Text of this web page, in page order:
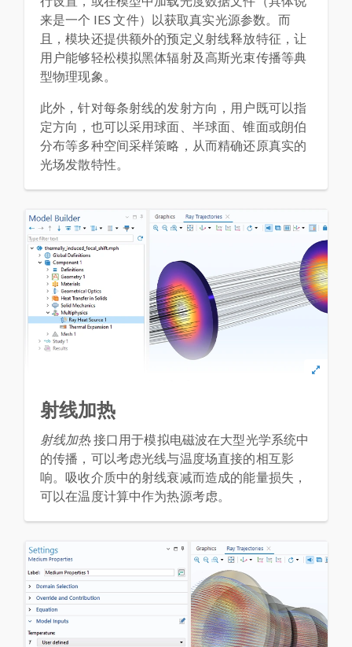
来是一个 IES 文件）以获取真实光源参数。而
且，模块还提供额外的预定义射线释放特征，让
用户能够轻松模拟黑体辐射及高斯光束传播等典
型物理现象。
此外，针对每条射线的发射方向，用户既可以指
定方向，也可以采用球面、半球面、锥面或朗伯
分布等多种空间采样策略，从而精确还原真实的
光场发散特性。
射线加热
射线加热接口用于模拟电磁波在大型光学系统中
的传播，可以考虑光线与温度场直接的相互影
响。吸收介质中的射线衰减而造成的能量损失，
可以在温度计算中作为热源考虑。